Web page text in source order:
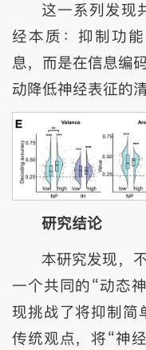
这一系列发现
经本质：抑制功
息，而是在信息编
动降低神经表征的
研究结论
本研究发现，
一个共同的“动态
现挑战了将抑制简
传统观点，将“神